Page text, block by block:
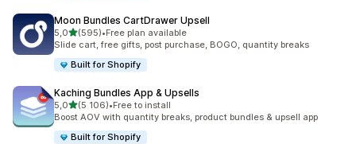
Moon Bundles CartDrawer Upsell
5,0z 5 hvězd
(595)
Celkový počet recenzí: 595
•Free plan available
Slide cart, free gifts, post purchase, BOGO, quantity breaks
Built for Shopify
Kaching Bundles App & Upsells
5,0z 5 hvězd
(5 106)
Celkový počet recenzí: 5106
•Free to install
Boost AOV with quantity breaks, product bundles & upsell app
Built for Shopify